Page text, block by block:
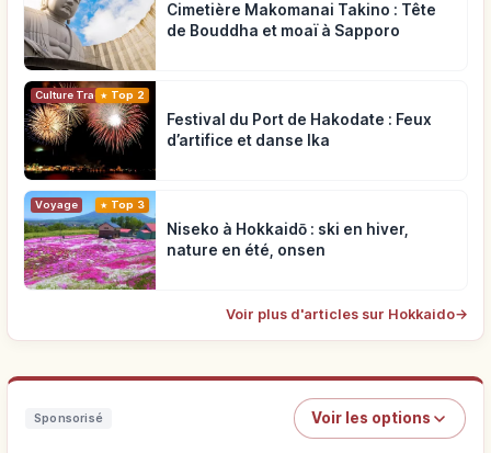
Cimetière Makomanai Takino : Tête
de Bouddha et moaï à Sapporo
Culture Traditionnelle
Top 2
Festival du Port de Hakodate : Feux
d’artifice et danse Ika
Voyage Top 3
Niseko à Hokkaidō : ski en hiver,
nature en été, onsen
Voir plus d'articles sur Hokkaido→
Sponsorisé Voir les options